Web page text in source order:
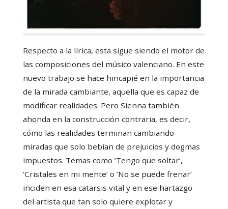
Respecto a la lírica, esta sigue siendo el motor de
las composiciones del músico valenciano. En este
nuevo trabajo se hace hincapié en la importancia
de la mirada cambiante, aquella que es capaz de
modificar realidades. Pero Sienna también
ahonda en la construcción contraria, es decir,
cómo las realidades terminan cambiando
miradas que solo bebían de prejuicios y dogmas
impuestos. Temas como ‘Tengo que soltar’,
‘Cristales en mi mente’ o ‘No se puede frenar’
inciden en esa catarsis vital y en ese hartazgo
del artista que tan solo quiere explotar y